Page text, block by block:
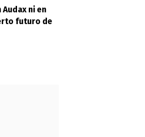
ni en
futuro de